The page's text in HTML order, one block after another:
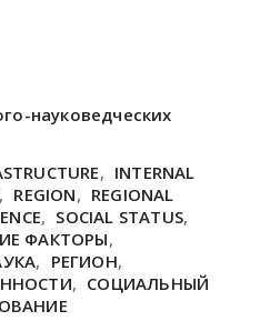
науковедческих
, INTERNAL
, REGION, REGIONAL
, SOCIAL STATUS,
ФАКТОРЫ,
, РЕГИОН,
, СОЦИАЛЬНЫЙ